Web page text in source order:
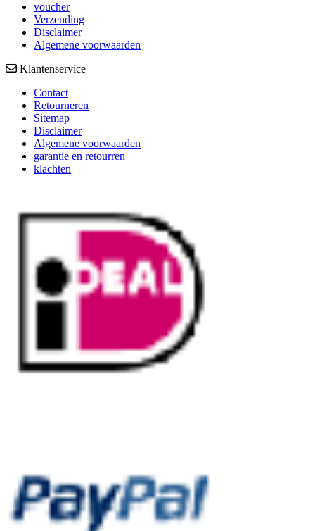
voucher
Verzending
Disclaimer
Algemene voorwaarden
Klantenservice
Contact
Retourneren
Sitemap
Disclaimer
Algemene voorwaarden
garantie en retourren
klachten